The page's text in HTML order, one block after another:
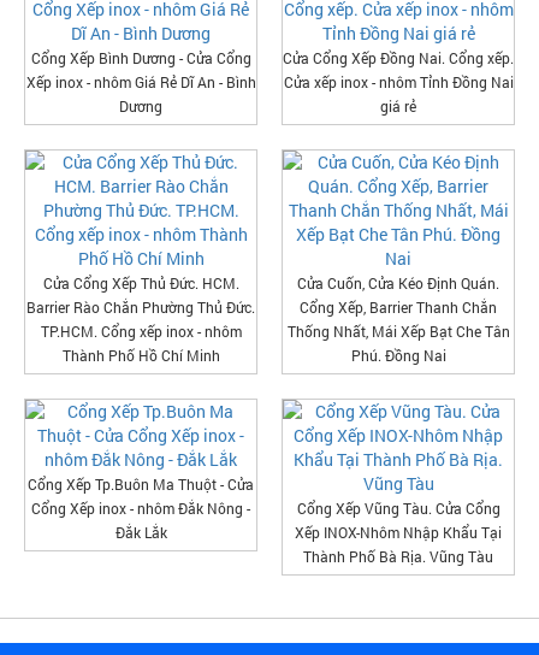
Cổng Xếp Bình Dương - Cửa Cổng
Xếp inox - nhôm Giá Rẻ Dĩ An - Bình
Dương
Cửa Cổng Xếp Đồng Nai. Cổng xếp.
Cửa xếp inox - nhôm Tỉnh Đồng Nai
giá rẻ
Cửa Cổng Xếp Thủ Đức. HCM.
Barrier Rào Chắn Phường Thủ Đức.
TP.HCM. Cổng xếp inox - nhôm
Thành Phố Hồ Chí Minh
Cửa Cuốn, Cửa Kéo Định Quán.
Cổng Xếp, Barrier Thanh Chắn
Thống Nhất, Mái Xếp Bạt Che Tân
Phú. Đồng Nai
Cổng Xếp Tp.Buôn Ma Thuột - Cửa
Cổng Xếp inox - nhôm Đắk Nông -
Đắk Lắk
Cổng Xếp Vũng Tàu. Cửa Cổng
Xếp INOX-Nhôm Nhập Khẩu Tại
Thành Phố Bà Rịa. Vũng Tàu